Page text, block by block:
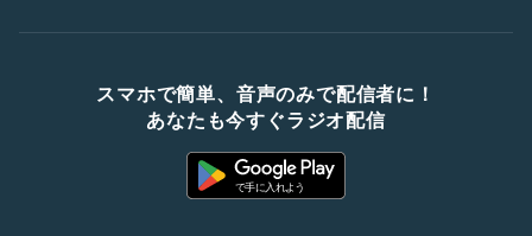
スマホで簡単、音声のみで配信者に！
あなたも今すぐラジオ配信